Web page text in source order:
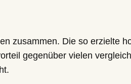
zusammen. Die so erzielte
gegenüber vielen